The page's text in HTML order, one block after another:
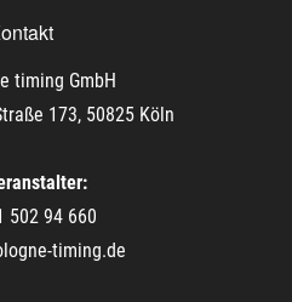
timing GmbH
173, 50825 Köln
502 94 660
timing.de